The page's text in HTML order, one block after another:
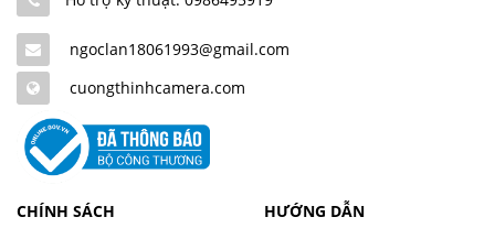
ngoclan18061993@gmail.com
cuongthinhcamera.com
CHÍNH SÁCH
HƯỚNG DẪN